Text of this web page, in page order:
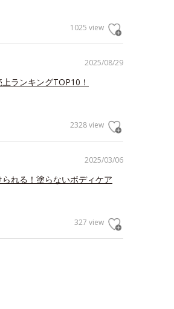
1025 view
2025/08/29
ランキングTOP10！
2328 view
2025/03/06
れる！塗らないボディケア
327 view